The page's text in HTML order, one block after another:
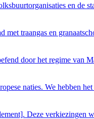
en de
met traangas en
door het regime van
naties. We hebben
Deze